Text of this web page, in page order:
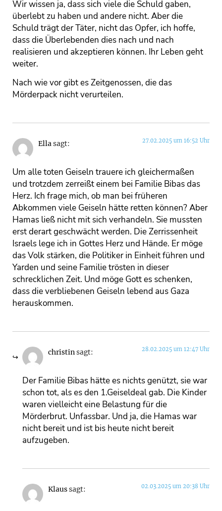
Wir wissen ja, dass sich viele die Schuld gaben,
überlebt zu haben und andere nicht. Aber die
Schuld trägt der Täter, nicht das Opfer, ich hoffe,
dass die Überlebenden dies nach und nach
realisieren und akzeptieren können. Ihr Leben geht
weiter.
Nach wie vor gibt es Zeitgenossen, die das
Mörderpack nicht verurteilen.
Ellasagt: 27.02.2025 um 16:52 Uhr
Um alle toten Geiseln trauere ich gleichermaßen
und trotzdem zerreißt einem bei Familie Bibas das
Herz. Ich frage mich, ob man bei früheren
Abkommen viele Geiseln hätte retten können? Aber
Hamas ließ nicht mit sich verhandeln. Sie mussten
erst derart geschwächt werden. Die Zerrissenheit
Israels lege ich in Gottes Herz und Hände. Er möge
das Volk stärken, die Politiker in Einheit führen und
Yarden und seine Familie trösten in dieser
schrecklichen Zeit. Und möge Gott es schenken,
dass die verbliebenen Geiseln lebend aus Gaza
herauskommen.
christinsagt: 28.02.2025 um 12:47 Uhr
Der Familie Bibas hätte es nichts genützt, sie war
schon tot, als es den 1.Geiseldeal gab. Die Kinder
waren vielleicht eine Belastung für die
Mörderbrut. Unfassbar. Und ja, die Hamas war
nicht bereit und ist bis heute nicht bereit
aufzugeben.
Klaussagt: 02.03.2025 um 20:38 Uhr